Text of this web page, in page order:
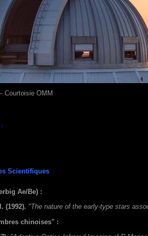
Courtoisie OMM
Scientifiques
Ae/Be) :
(1992). "The nature of the early-type stars
chinoises" :